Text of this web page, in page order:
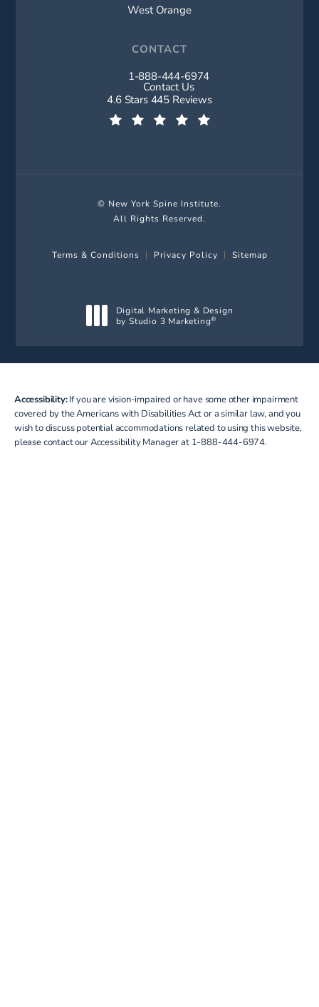
West Orange
CONTACT
Call New York Spine Institute on
1-888-444-6974
Contact Us
New York Spine Institute reviews:
4.6 Stars 445 Reviews
© New York Spine Institute.
All Rights Reserved.
Terms & Conditions Privacy Policy Sitemap
Digital Marketing & Design
by Studio 3 Marketing®
Accessibility:If you are vision-impaired or have some other impairment
covered by the Americans with Disabilities Act or a similar law, and you
wish to discuss potential accommodations related to using this website,
please contact our Accessibility Manager at 1-888-444-6974.